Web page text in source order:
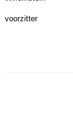
voorzitter